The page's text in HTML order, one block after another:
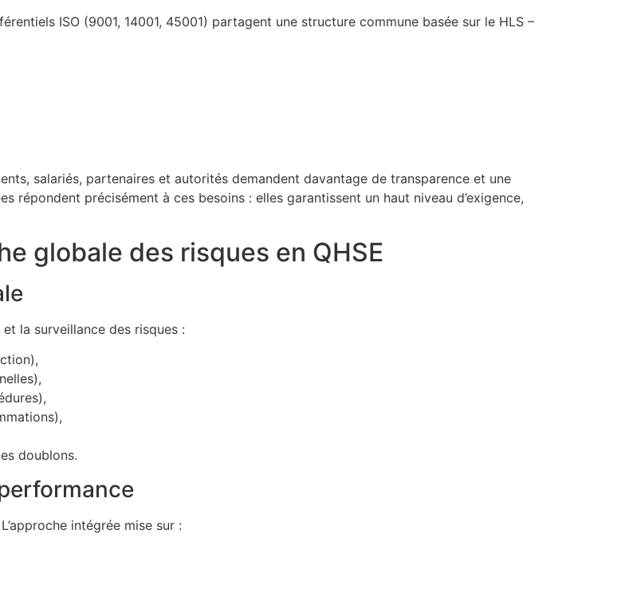
ISO (9001, 14001, 45001) partagent une structure commune basée sur le HLS –
salariés, partenaires et autorités demandent davantage de transparence et une
répondent précisément à ces besoins : elles garantissent un haut niveau d’exigence,
globale des risques en QHSE
la surveillance des risques :
doublons.
intégrée mise sur :